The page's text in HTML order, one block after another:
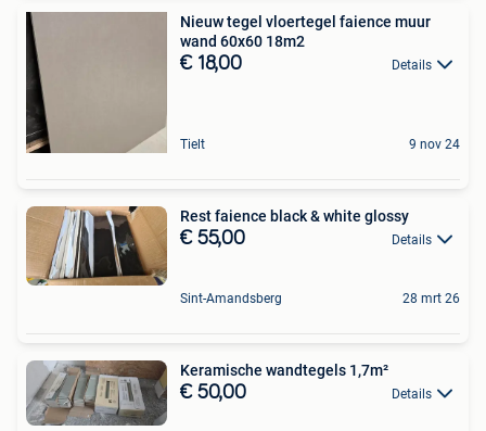
Nieuw tegel vloertegel faience muur
wand 60x60 18m2
€ 18,00 Details
Tielt 9 nov 24
Rest faience black & white glossy
€ 55,00 Details
Sint-Amandsberg 28 mrt 26
Keramische wandtegels 1,7m²
€ 50,00 Details